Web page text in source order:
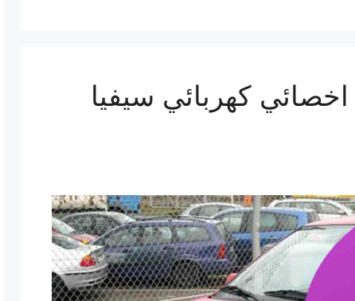
تصليح سيفيا 69622745 اخصائي كهربائي سيفيا